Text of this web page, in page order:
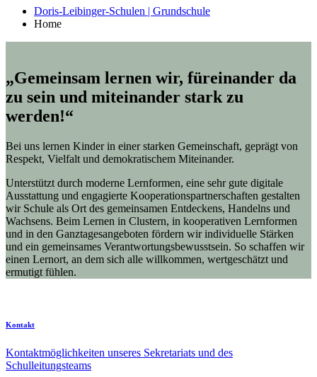
Doris-Leibinger-Schulen | Grundschule
Home
„Gemeinsam lernen wir, füreinander da
zu sein und miteinander stark zu
werden!“
Bei uns lernen Kinder in einer starken Gemeinschaft, geprägt von
Respekt, Vielfalt und demokratischem Miteinander.
Unterstützt durch moderne Lernformen, eine sehr gute digitale
Ausstattung und engagierte Kooperationspartnerschaften gestalten
wir Schule als Ort des gemeinsamen Entdeckens, Handelns und
Wachsens. Beim Lernen in Clustern, in kooperativen Lernformen
und in den Ganztagesangeboten fördern wir individuelle Stärken
und ein gemeinsames Verantwortungsbewusstsein. So schaffen wir
einen Lernort, an dem sich alle willkommen, wertgeschätzt und
ermutigt fühlen.
Kontakt
Kontaktmöglichkeiten unseres Sekretariats und des
Schulleitungsteams